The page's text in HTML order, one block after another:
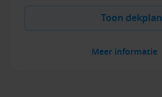
Toon dekplan
Meer informatie